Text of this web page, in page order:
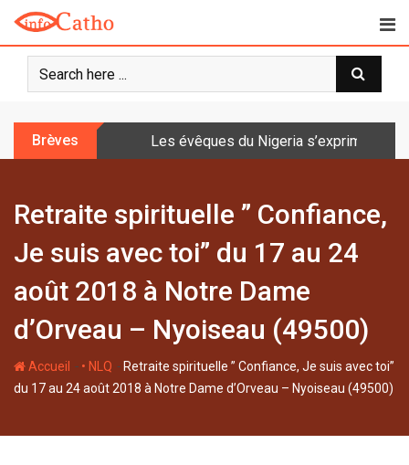
o
Brèves Les évêques du Nigeria s’expriment
Retraite spirituelle ” Confiance,
Je suis avec toi” du 17 au 24
août 2018 à Notre Dame
d’Orveau – Nyoiseau (49500)
Accueil - • NLQ - Retraite spirituelle ” Confiance, Je suis avec toi”
du 17 au 24 août 2018 à Notre Dame d’Orveau – Nyoiseau (49500)